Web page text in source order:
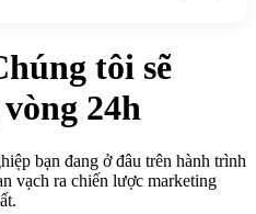
tôi sẽ
24h
bạn đang ở đâu trên hành trình
vạch ra chiến lược marketing